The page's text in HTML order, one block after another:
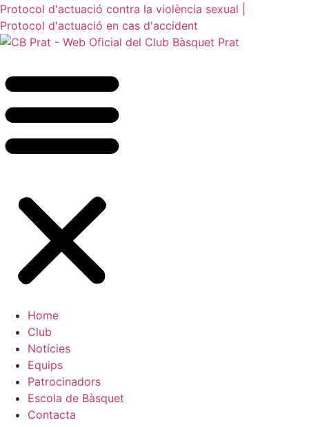
Protocol d'actuació contra la violència sexual |
Protocol d'actuació en cas d'accident
Home
Club
Notícies
Equips
Patrocinadors
Escola de Bàsquet
Contacta